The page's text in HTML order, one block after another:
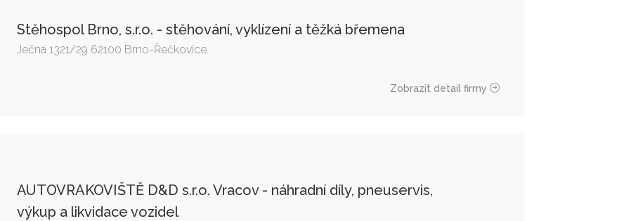
Stěhospol Brno, s.r.o. - stěhování, vyklízení a těžká břemena
Ječná 1321/29 62100 Brno-Řečkovice
Zobrazit detail firmy
AUTOVRAKOVIŠTĚ D&D s.r.o. Vracov - náhradní díly, pneuservis,
výkup a likvidace vozidel